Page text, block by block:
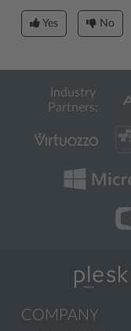
Yes No
Industry
Partners:
COMPANY